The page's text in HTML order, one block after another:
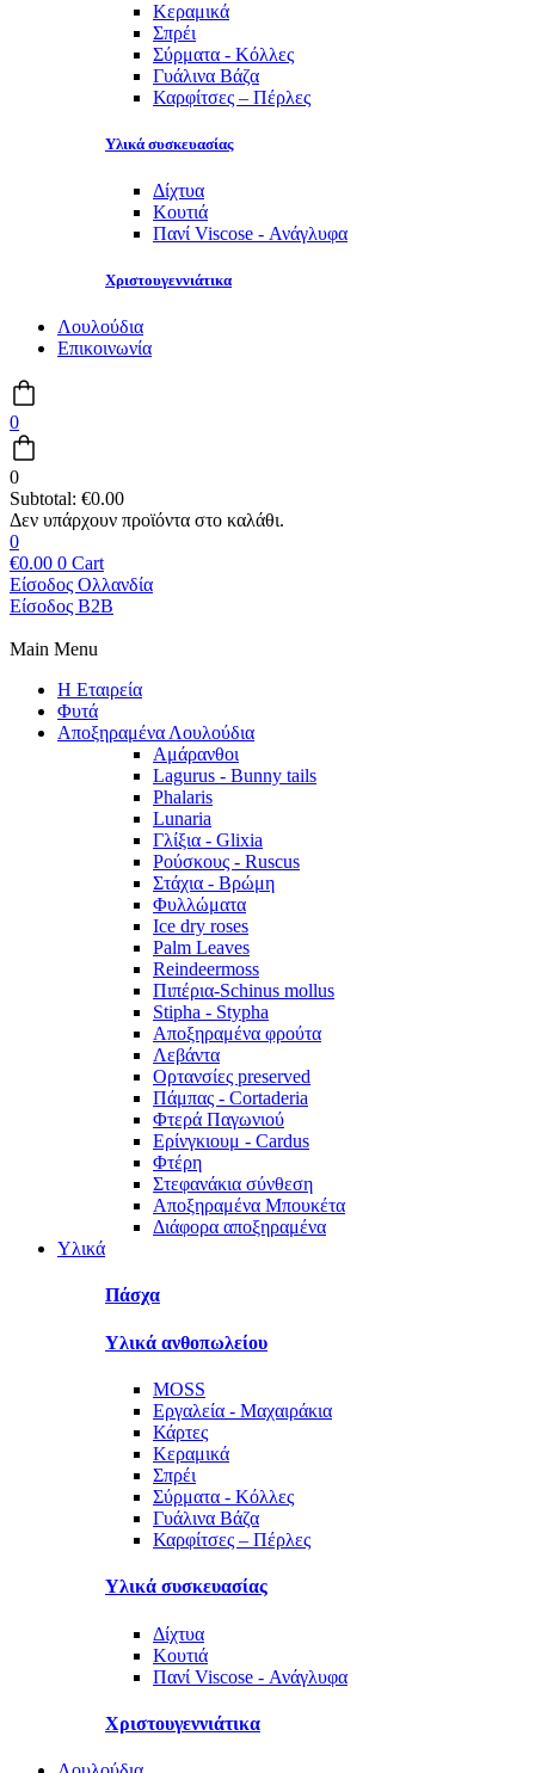
Κεραμικά
Σπρέι
Σύρματα - Κόλλες
Γυάλινα Βάζα
Καρφίτσες – Πέρλες
Υλικά συσκευασίας
Δίχτυα
Κουτιά
Πανί Viscose - Ανάγλυφα
Χριστουγεννιάτικα
Λουλούδια
Επικοινωνία
0
0
Subtotal: €0.00
0
€0.00 0 Cart
Είσοδος Ολλανδία
Είσοδος B2B
Main Menu
Η Εταιρεία
Φυτά
Αποξηραμένα Λουλούδια
Αμάρανθοι
Lagurus - Bunny tails
Phalaris
Lunaria
Γλίξια - Glixia
Ρούσκους - Ruscus
Στάχια - Βρώμη
Φυλλώματα
Ice dry roses
Palm Leaves
Reindeermoss
Πιπέρια-Schinus mollus
Stipha - Stypha
Αποξηραμένα φρούτα
Λεβάντα
Ορτανσίες preserved
Πάμπας - Cortaderia
Φτερά Παγωνιού
Ερίνγκιουμ - Cardus
Φτέρη
Στεφανάκια σύνθεση
Αποξηραμένα Μπουκέτα
Διάφορα αποξηραμένα
Υλικά
Πάσχα
Υλικά ανθοπωλείου
MOSS
Εργαλεία - Μαχαιράκια
Κάρτες
Κεραμικά
Σπρέι
Σύρματα - Κόλλες
Γυάλινα Βάζα
Καρφίτσες – Πέρλες
Υλικά συσκευασίας
Δίχτυα
Κουτιά
Πανί Viscose - Ανάγλυφα
Χριστουγεννιάτικα